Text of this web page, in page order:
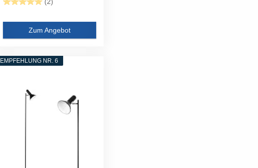
Zum Angebot
EMPFEHLUNG NR. 6